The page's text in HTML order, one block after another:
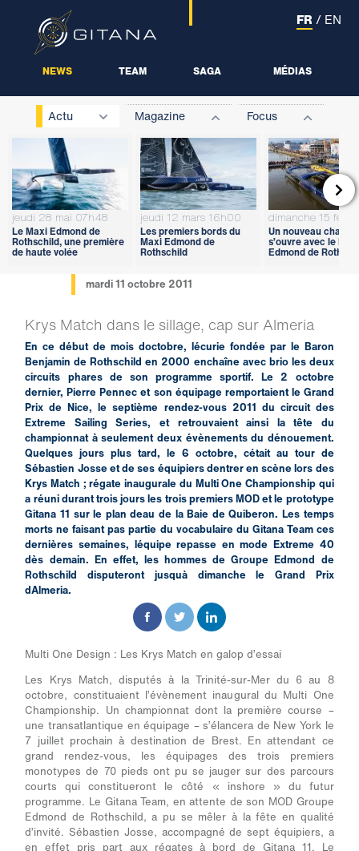
NEWS TEAM SAGA MÉDIAS
FR / EN
Actu Magazine Focus
jeudi 28 mai 07h48
Le Maxi Edmond de
Rothschild, une première
de haute volée
jeudi 12 mars 16h00
Les premiers bords du
Maxi Edmond de
Rothschild
dimanche 15
Un nouveau
s’ouvre avec le Maxi
Edmond de

mardi 11 octobre 2011
Krys Match dans le sillage, cap sur Almeria
En ce début de mois doctobre, lécurie fondée par le Baron
Benjamin de Rothschild en 2000 enchaîne avec brio les deux
circuits phares de son programme sportif. Le 2 octobre
dernier, Pierre Pennec et son équipage remportaient le Grand
Prix de Nice, le septième rendez-vous 2011 du circuit des
Extreme Sailing Series, et retrouvaient ainsi la tête du
championnat à seulement deux évènements du dénouement.
Quelques jours plus tard, le 6 octobre, cétait au tour de
Sébastien Josse et de ses équipiers dentrer en scène lors des
Krys Match ; régate inaugurale du Multi One Championship qui
a réuni durant trois jours les trois premiers MOD et le prototype
Gitana 11 sur le plan deau de la Baie de Quiberon. Les temps
morts ne faisant pas partie du vocabulaire du Gitana Team ces
dernières semaines, léquipe repasse en mode Extreme 40
dès demain. En effet, les hommes de Groupe Edmond de
Rothschild disputeront jusquà dimanche le Grand Prix
dAlmeria.
Multi One Design : Les Krys Match en galop d’essai
Les Krys Match, disputés à la Trinité-sur-Mer du 6 au 8
octobre, constituaient l’évènement inaugural du Multi One
Championship. Un championnat dont la première course –
une transatlantique en équipage – s’élancera de New York le
7 juillet prochain à destination de Brest. En attendant ce
grand rendez-vous, les équipages des trois premiers
monotypes de 70 pieds ont pu se jauger sur des parcours
courts qui constitueront le côté « inshore » du futur
programme. Le Gitana Team, en attente de son MOD Groupe
Edmond de Rothschild, a pu se mêler à la fête en qualité
d’invité. Sébastien Josse, accompagné de sept équipiers, a
en effet pris part aux régates à bord de Gitana 11. Le